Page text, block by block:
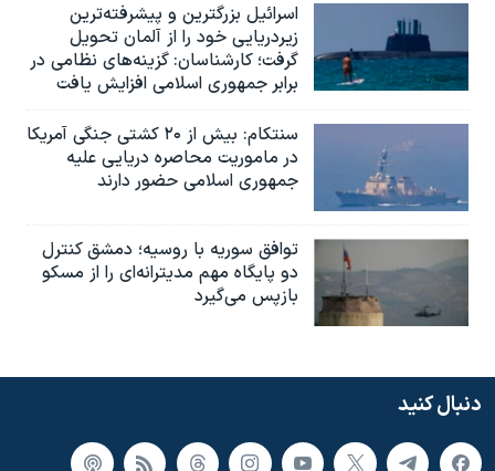
اسرائيل بزرگترین و پیشرفته‌ترین
زیردریایی خود را از آلمان تحویل
گرفت؛ کارشناسان: گزینه‌های نظامی در
برابر جمهوری اسلامی افزایش یافت
سنتکام: بیش از ۲۰ کشتی جنگی آمریکا
در ماموریت محاصره دریایی علیه
جمهوری اسلامی حضور دارند
توافق سوریه با روسیه؛ دمشق کنترل
دو پایگاه مهم مدیترانه‌ای را از مسکو
بازپس می‌گیرد
دنبال کنید